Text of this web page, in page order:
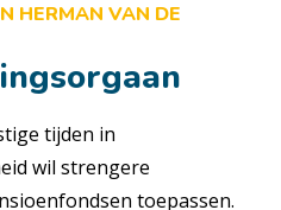
HERMAN VAN DE
tijden in
wil strengere
toepassen.